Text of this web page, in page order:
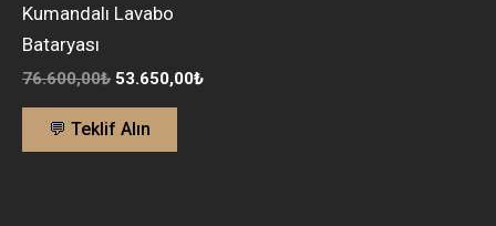
Kumandalı Lavabo
Bataryası
76.600,00₺ 53.650,00₺
💬 Teklif Alın